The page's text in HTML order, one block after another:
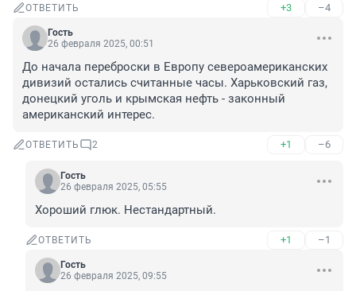
ОТВЕТИТЬ +3 –4
Гость
26 февраля 2025, 00:51
До начала переброски в Европу североамериканских
дивизий остались считанные часы. Харьковский газ,
донецкий уголь и крымская нефть - законный
американский интерес.
ОТВЕТИТЬ 2 +1 –6
Гость
26 февраля 2025, 05:55
Хороший глюк. Нестандартный.
ОТВЕТИТЬ +1 –1
Гость
26 февраля 2025, 09:55